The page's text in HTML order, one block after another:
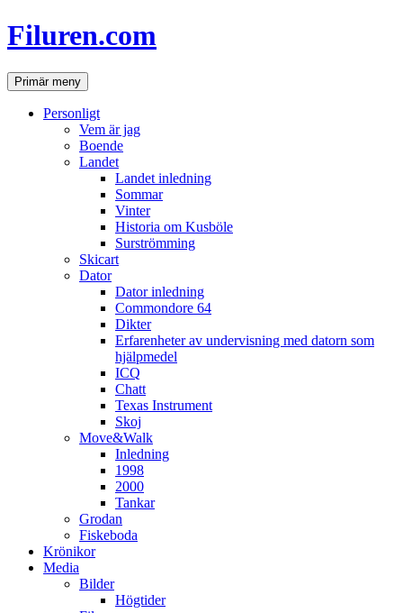
Hoppa
till
Filuren.com
SökPrimär meny
Personligt
Vem är jag
Boende
Landet
Landet inledning
Sommar
Vinter
Historia om Kusböle
Surströmming
Skicart
Dator
Dator inledning
Commondore 64
Dikter
Erfarenheter av undervisning med datorn som
hjälpmedel
ICQ
Chatt
Texas Instrument
Skoj
Move&Walk
Inledning
1998
2000
Tankar
Grodan
Fiskeboda
Krönikor
Media
Bilder
Högtider